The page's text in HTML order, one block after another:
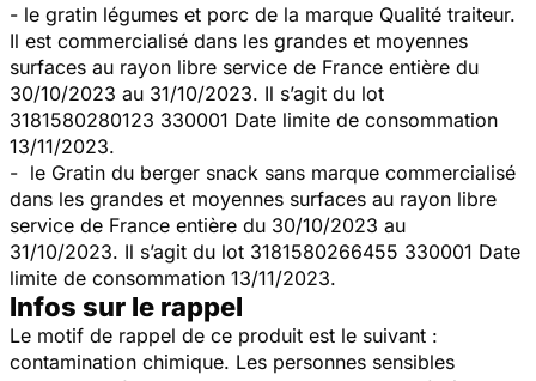
- le gratin légumes et porc de la marque Qualité traiteur.
Il est commercialisé dans les grandes et moyennes
surfaces au rayon libre service de France entière du
30/10/2023 au 31/10/2023. Il s’agit du lot
3181580280123 330001 Date limite de consommation
13/11/2023.
- le Gratin du berger snack sans marque commercialisé
dans les grandes et moyennes surfaces au rayon libre
service de France entière du 30/10/2023 au
31/10/2023. Il s’agit du lot 3181580266455 330001 Date
limite de consommation 13/11/2023.
Infos sur le rappel
Le motif de rappel de ce produit est le suivant :
contamination chimique. Les personnes sensibles